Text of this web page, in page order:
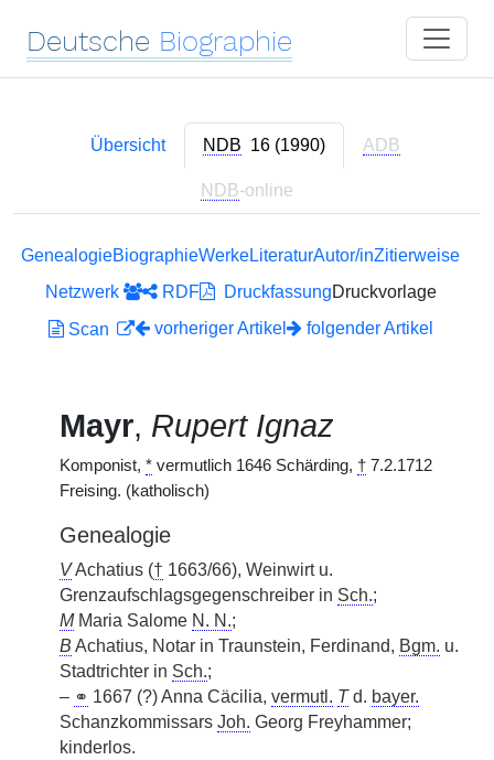
Deutsche Biographie
Übersicht NDB 16 (1990) ADB
NDB-online
GenealogieBiographieWerkeLiteraturAutor/inZitierweise
Netzwerk
RDF DruckfassungDruckvorlage
Scan
vorheriger Artikel folgender Artikel
Mayr, Rupert Ignaz
Komponist, * vermutlich 1646 Schärding, † 7.2.1712
Freising. (katholisch)
Genealogie
VAchatius († 1663/66), Weinwirt u.
Grenzaufschlagsgegenschreiber in Sch.;
MMaria Salome N. N.;
B Achatius, Notar in Traunstein, Ferdinand, Bgm. u.
Stadtrichter in Sch.;
– ⚭ 1667 (?) Anna Cäcilia, vermutl. Td. bayer.
Schanzkommissars Joh. Georg Freyhammer;
kinderlos.